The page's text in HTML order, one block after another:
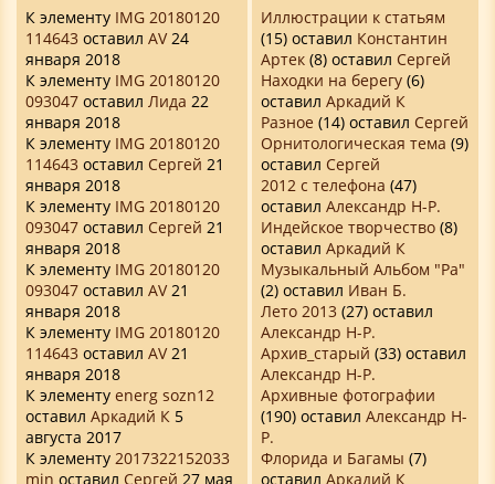
комментарии
К элементу IMG 20180120
114643 оставил AV24
января 2018
К элементу IMG 20180120
093047 оставил Лида 22
января 2018
К элементу IMG 20180120
114643 оставил Сергей 21
января 2018
К элементу IMG 20180120
093047 оставил Сергей 21
января 2018
К элементу IMG 20180120
093047 оставил AV21
января 2018
К элементу IMG 20180120
114643 оставил AV21
января 2018
К элементу energ sozn12
оставил Аркадий К 5
августа 2017
К элементу 2017322152033
min оставил Сергей 27 мая
Иллюстрации к статьям
(15) оставил Константин
Артек (8) оставил Сергей
Находки на берегу (6)
оставилАркадий К
Разное (14) оставил Сергей
Орнитологическая тема (9)
оставил Сергей
2012 с телефона (47)
оставилАлександр Н-Р.
Индейское творчество (8)
оставилАркадий К
Музыкальный Альбом "Ра"
(2) оставил Иван Б.
Лето 2013 (27) оставил
Александр Н-Р.
Архив_старый (33) оставил
Александр Н-Р.
Архивные фотографии
(190) оставилАлександр Н-
Р.
Флорида и Багамы (7)
оставилАркадий К